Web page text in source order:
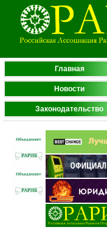
Главная
Новости
Законодательство